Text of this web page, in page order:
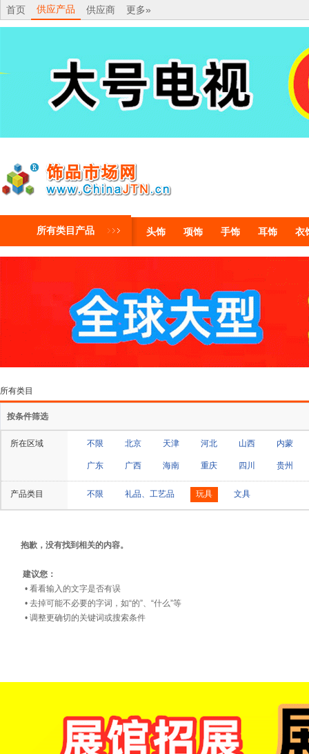
首页 供应产品 供应商 更多»
所有类目产品 头饰 项饰 手饰 耳饰 衣
所有类目
按条件筛选
所在区域 不限 北京 天津 河北 山西 内蒙
广东 广西 海南 重庆 四川 贵州
产品类目 不限 礼品、工艺品 玩具 文具
抱歉，没有找到相关的内容。
建议您：
• 看看输入的文字是否有误
• 去掉可能不必要的字词，如“的”、“什么”等
• 调整更确切的关键词或搜索条件